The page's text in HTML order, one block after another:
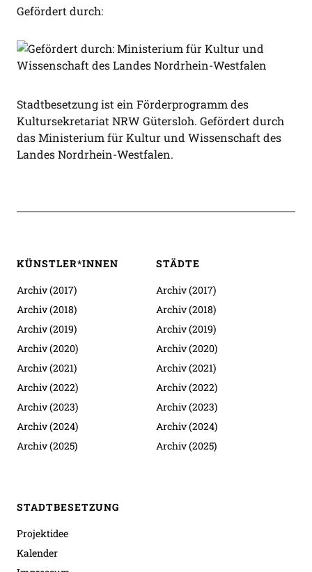
Gefördert durch:
Stadtbesetzung ist ein Förderprogramm des
Kultursekretariat NRW Gütersloh. Gefördert durch
das Ministerium für Kultur und Wissenschaft des
Landes Nordrhein-Westfalen.
KÜNSTLER*INNEN
Archiv (2017)
Archiv (2018)
Archiv (2019)
Archiv (2020)
Archiv (2021)
Archiv (2022)
Archiv (2023)
Archiv (2024)
Archiv (2025)
STÄDTE
Archiv (2017)
Archiv (2018)
Archiv (2019)
Archiv (2020)
Archiv (2021)
Archiv (2022)
Archiv (2023)
Archiv (2024)
Archiv (2025)
STADTBESETZUNG
Projektidee
Kalender